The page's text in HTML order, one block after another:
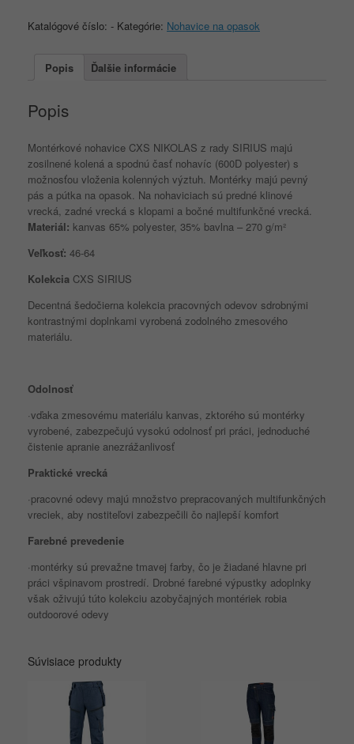
SIRIUS
pása,
oranžové
Katalógové číslo: - Kategórie: Nohavice na opasok
Popis Ďalšie informácie
Popis
Montérkové nohavice CXS NIKOLAS z rady SIRIUS majú
zosilnené kolená a spodnú časť nohavíc (600D polyester) s
možnosťou vloženia kolenných výztuh. Montérky majú pevný
pás a pútka na opasok. Na nohaviciach sú predné klinové
vrecká, zadné vrecká s klopami a bočné multifunkčné vrecká.
Materiál: kanvas 65% polyester, 35% bavlna – 270 g/m²
Veľkosť: 46-64
Kolekcia CXS SIRIUS
Decentná šedočierna kolekcia pracovných odevov sdrobnými
kontrastnými doplnkami vyrobená zodolného zmesového
materiálu.
Odolnosť
·vďaka zmesovému materiálu kanvas, zktorého sú montérky
vyrobené, zabezpečujú vysokú odolnosť pri práci, jednoduché
čistenie apranie anezrážanlivosť
Praktické vrecká
·pracovné odevy majú množstvo prepracovaných multifunkčných
vreciek, aby nostiteľovi zabezpečili čo najlepší komfort
Farebné prevedenie
·montérky sú prevažne tmavej farby, čo je žiadané hlavne pri
práci všpinavom prostredí. Drobné farebné výpustky adoplnky
však oživujú túto kolekciu azobyčajných montériek robia
outdoorové odevy
Súvisiace produkty